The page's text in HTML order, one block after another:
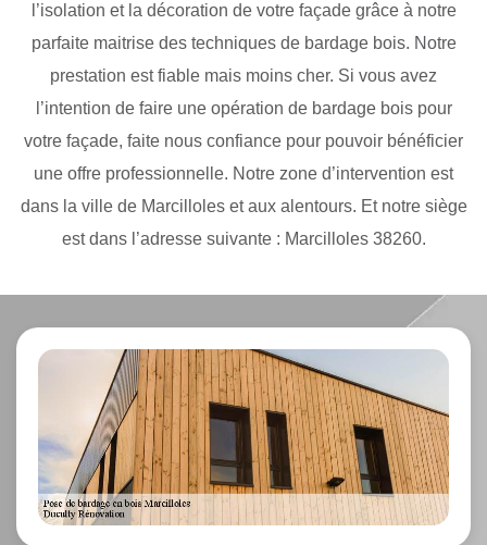
l’isolation et la décoration de votre façade grâce à notre
parfaite maitrise des techniques de bardage bois. Notre
prestation est fiable mais moins cher. Si vous avez
l’intention de faire une opération de bardage bois pour
votre façade, faite nous confiance pour pouvoir bénéficier
une offre professionnelle. Notre zone d’intervention est
dans la ville de Marcilloles et aux alentours. Et notre siège
est dans l’adresse suivante : Marcilloles 38260.